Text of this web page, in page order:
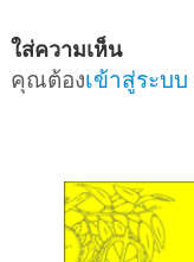
ใส่ความเห็น
คุณต้องเข้าสู่ระบบ